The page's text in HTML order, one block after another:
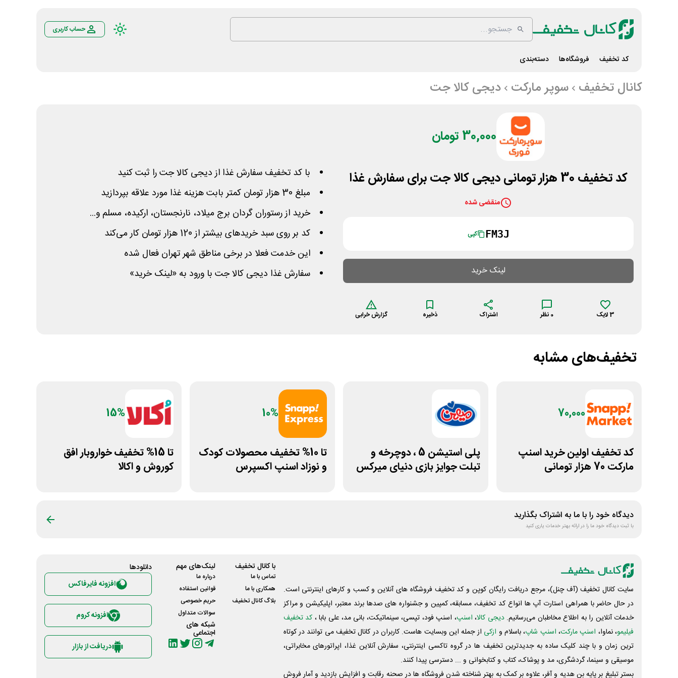
حساب کاربری
کد تخفیف فروشگاه‌ها دسته‌بندی
کانال تخفیف سوپر مارکت دیجی کالا جت
30,000 تومان
کد تخفیف 30 هزار تومانی دیجی کالا جت برای سفارش غذا
منقضی شده
FM3J کپی
لینک خرید
3 لایک 0 نظر اشتراک ذخیره گزارش خرابی
با کد تخفیف سفارش غذا از دیجی کالا جت را ثبت کنید
مبلغ 30 هزار تومان کمتر بابت هزینه غذا مورد علاقه بپردازید
خرید از رستوران گردان برج میلاد، نارنجستان، ارکیده، مسلم و...
کد بر روی سبد خریدهای بیشتر از 120 هزار تومان کار می‌کند
این خدمت فعلا در برخی مناطق شهر تهران فعال شده
سفارش غذا دیجی کالا جت با ورود به «لینک خرید»
تخفیف‌های مشابه
70,000
کد تخفیف اولین خرید اسنپ
مارکت 70 هزار تومانی
پلی استیشن 5 ، دوچرخه و
تبلت جوایز بازی دنیای میرکس
10%
تا 10% تخفیف محصولات کودک
و نوزاد اسنپ اکسپرس
15%
تا 15% تخفیف خواروبار افق
کوروش و اکالا
دیدگاه خود را با ما به اشتراک بگذارید
با ثبت دیدگاه خود ما را در ارائه بهتر خدمات یاری کنید
سایت کانال تخفیف (آف چنل)، مرجع دریافت رایگان کوپن و کد تخفیف فروشگاه های آنلاین و کسب و‌ کارهای اینترنتی است.
در حال حاضر با همراهی استارت آپ ها انواع کد تخفیف، مسابقه، کمپین و جشنواره های صدها برند معتبر، اپلیکیشن و مراکز
خدمات آنلاین را به اطلاع مخاطبان می‌رسانیم. دیجی کالا، اسنپ، اسنپ فود، تپسی، سینماتیکت، بانی مد، علی‌ بابا ، کد تخفیف
فیلیمو، نماوا، اسنپ مارکت، اسنپ شاپ، باسلام و ازکی از جمله این وبسایت ‌هاست. کاربران در کانال تخفیف می توانند در کوتاه
ترین زمان و با چند کلیک ساده به جدیدترین تخفیف ها در گروه تاکسی اینترنتی، سفارش آنلاین غذا، اپراتورهای مخابراتی،
موسیقی و سینما، گردشگری، مد و پوشاک، کتاب و کتابخوانی و ... دسترسی پیدا کنند.
بستر تبلیغ بر پایه بن هدیه و آفر، علاوه بر کمک به بهتر شناخته شدن فروشگاه ها در صحنه رقابت و افزایش بازدید و آمار فروش
با کانال تخفیف
تماس با ما
همکاری با ما
بلاگ کانال تخفیف
لینک‌های مهم
درباره ما
قوانین استفاده
حریم خصوصی
سوالات متداول
شبکه های
اجتماعی
دانلود‌ها
افزونه فایرفاکس
افزونه کروم
دریافت از بازار